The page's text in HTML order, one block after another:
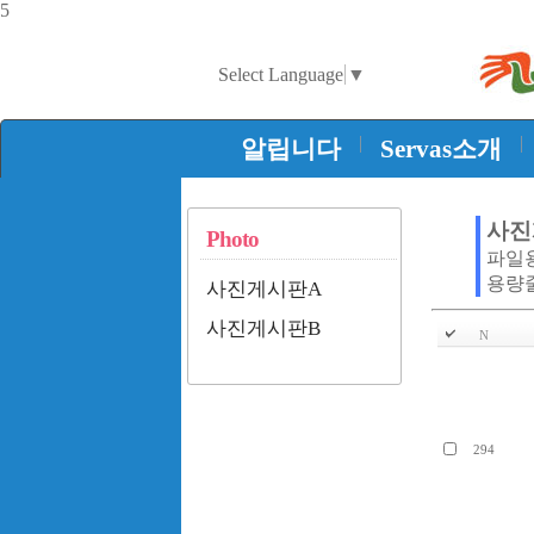
5
Select Language ▼
알립니다 | Servas소개 |
Photo
사진게시판A
사진게시판B
사
파일
용량
N
294